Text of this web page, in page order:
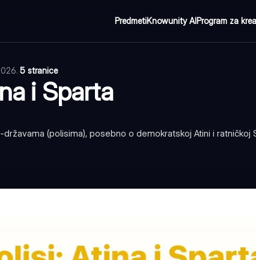
PredmetiKnowunity AIProgram za
·5 stranice
i Sparta
(polisima), posebno o demokratskoj Atini i ratničkoj